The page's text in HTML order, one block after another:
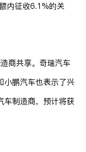
内征收6.1%的关
商共享。奇瑞汽车
小鹏汽车也表示了兴
车制造商，预计将获